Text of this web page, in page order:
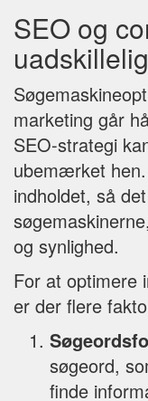
SEO og
marketing går
SEO-strategi
ubemærket
indholdet, så
og synlighed.
For at optimere
er der flere
søgeord,
finde